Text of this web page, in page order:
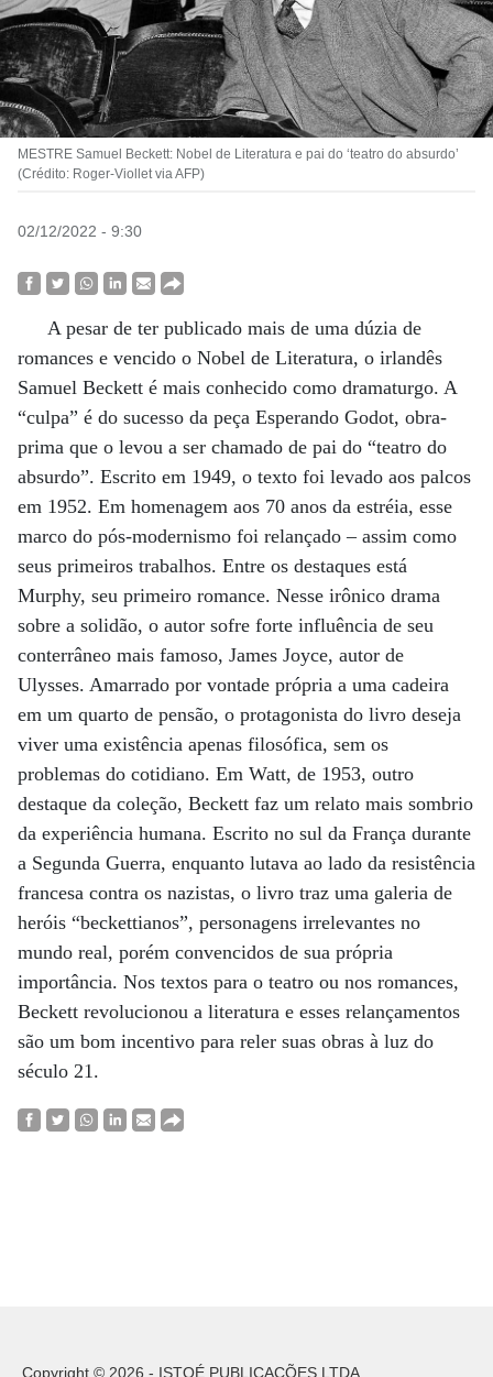
MESTRE Samuel Beckett: Nobel de Literatura e pai do ‘teatro do absurdo’
(Crédito: Roger-Viollet via AFP)
02/12/2022 - 9:30
A pesar de ter publicado mais de uma dúzia de
romances e vencido o Nobel de Literatura, o irlandês
Samuel Beckett é mais conhecido como dramaturgo. A
“culpa” é do sucesso da peça Esperando Godot, obra-
prima que o levou a ser chamado de pai do “teatro do
absurdo”. Escrito em 1949, o texto foi levado aos palcos
em 1952. Em homenagem aos 70 anos da estréia, esse
marco do pós-modernismo foi relançado – assim como
seus primeiros trabalhos. Entre os destaques está
Murphy, seu primeiro romance. Nesse irônico drama
sobre a solidão, o autor sofre forte influência de seu
conterrâneo mais famoso, James Joyce, autor de
Ulysses. Amarrado por vontade própria a uma cadeira
em um quarto de pensão, o protagonista do livro deseja
viver uma existência apenas filosófica, sem os
problemas do cotidiano. Em Watt, de 1953, outro
destaque da coleção, Beckett faz um relato mais sombrio
da experiência humana. Escrito no sul da França durante
a Segunda Guerra, enquanto lutava ao lado da resistência
francesa contra os nazistas, o livro traz uma galeria de
heróis “beckettianos”, personagens irrelevantes no
mundo real, porém convencidos de sua própria
importância. Nos textos para o teatro ou nos romances,
Beckett revolucionou a literatura e esses relançamentos
são um bom incentivo para reler suas obras à luz do
século 21.
Copyright © 2026 - ISTOÉ PUBLICAÇÕES LTDA